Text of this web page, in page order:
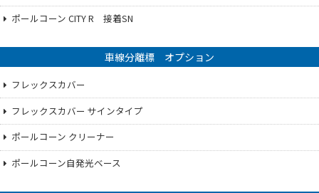
ポールコーン CITY R 接着SN
車線分離標 オプション
フレックスカバー
フレックスカバー サインタイプ
ポールコーン クリーナー
ポールコーン自発光ベース